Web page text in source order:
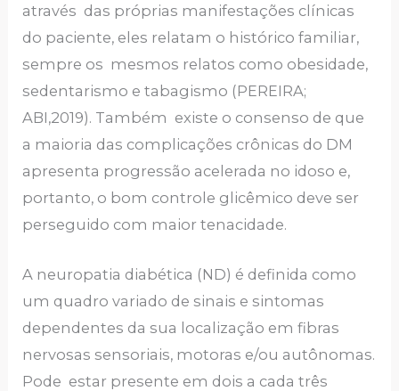
através das próprias manifestações clínicas
do paciente, eles relatam o histórico familiar,
sempre os mesmos relatos como obesidade,
sedentarismo e tabagismo (PEREIRA;
ABI,2019). Também existe o consenso de que
a maioria das complicações crônicas do DM
apresenta progressão acelerada no idoso e,
portanto, o bom controle glicêmico deve ser
perseguido com maior tenacidade.
A neuropatia diabética (ND) é definida como
um quadro variado de sinais e sintomas
dependentes da sua localização em fibras
nervosas sensoriais, motoras e/ou autônomas.
Pode estar presente em dois a cada três